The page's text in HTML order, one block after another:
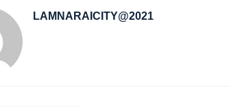
LAMNARAICITY@2021